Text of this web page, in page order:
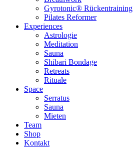
Gyrotonic® Rückentraining
Pilates Reformer
Experiences
Astrologie
Meditation
Sauna
Shibari Bondage
Retreats
Rituale
Space
Serratus
Sauna
Mieten
Team
Shop
Kontakt